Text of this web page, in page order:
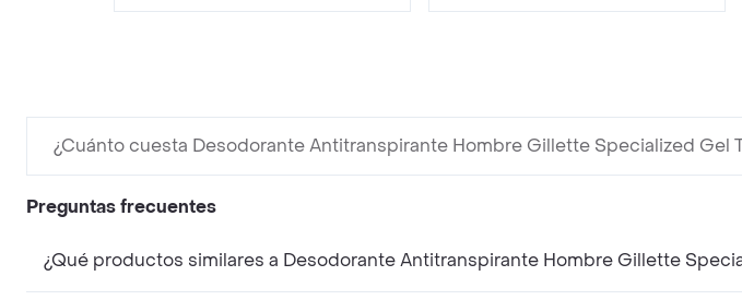
¿Cuánto cuesta Desodorante Antitranspirante Hombre Gillette Specialized Gel
Preguntas frecuentes
¿Qué productos similares a Desodorante Antitranspirante Hombre Gillette